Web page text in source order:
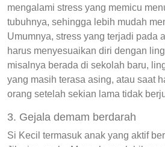
mengalami stress yang memicu
tubuhnya, sehingga lebih mudah
Umumnya, stress yang terjadi pada
harus menyesuaikan diri dengan
misalnya berada di sekolah baru,
yang masih terasa asing, atau saat
orang setelah sekian lama tidak
3. Gejala demam berdarah
Si Kecil termasuk anak yang aktif